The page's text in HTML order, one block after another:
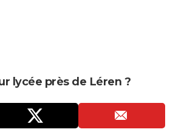
lycée près de Léren ?